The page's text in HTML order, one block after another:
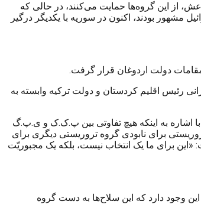
از این گروه‌ها حمایت می‌کنند، در حالی که
بودند، اکنون در سوریه با یکدیگر درگیر
دولت اردوغان قرار گرفت.
رئیس اقلیم کردستان و دولت ترکیه وابسته به
با اشاره به اینکه هیچ تفاوتی بین پ.ک.ک و ی.پ.گ
برای نابودی گروه تروریستی دیگری برای
«این برای ما یک انتخاب نیست، بلکه یک مجبوریّت
وجود دارد که این سلاح‌ها به دست گروه